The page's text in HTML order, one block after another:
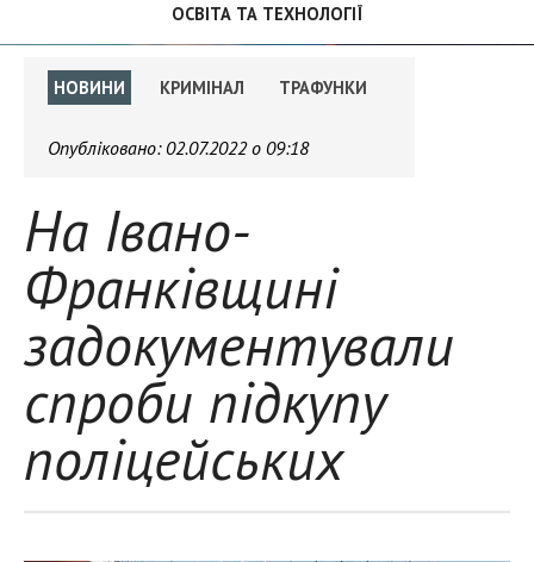
ОСВІТА ТА ТЕХНОЛОГІЇ
НОВИНИ КРИМІНАЛ ТРАФУНКИ
Опубліковано: 02.07.2022 о 09:18
На Івано-
Франківщині
задокументували
спроби підкупу
поліцейських